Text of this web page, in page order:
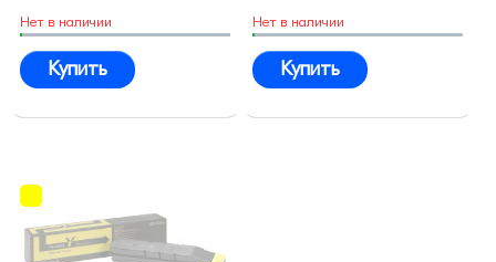
Нет в наличии
Купить
Нет в наличии
Купить